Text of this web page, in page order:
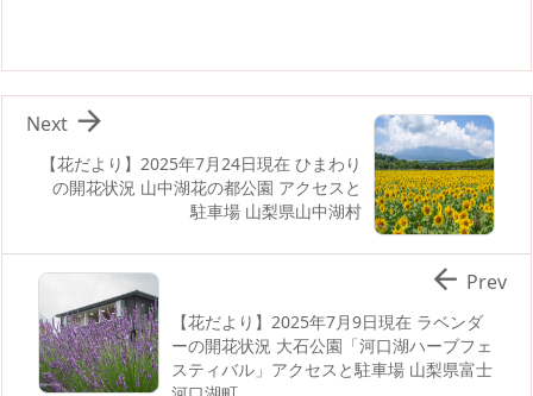
【花だより】2025年7月24日現在 ひまわり
の開花状況 山中湖花の都公園 アクセスと
駐車場 山梨県山中湖村

Next
【花だより】2025年7月9日現在 ラベンダ
ーの開花状況 大石公園「河口湖ハーブフェ
スティバル」アクセスと駐車場 山梨県富士
 Prev